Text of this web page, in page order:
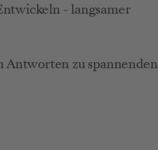
- langsamer
Antworten zu spannenden